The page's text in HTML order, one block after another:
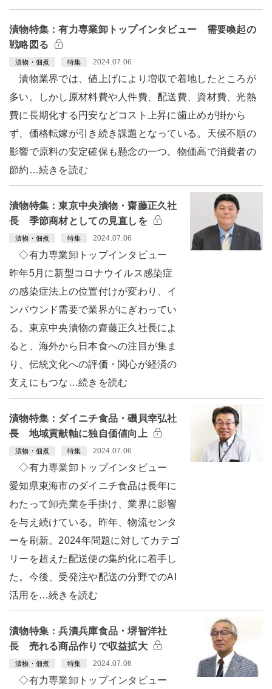
漬物特集：有力専業卸トップインタビュー 需要喚起の
戦略図る
漬物・佃煮 特集 2024.07.06
漬物業界では、値上げにより増収で着地したところが
多い。しかし原材料費や人件費、配送費、資材費、光熱
費に長期化する円安などコスト上昇に歯止めが掛から
ず、価格転嫁が引き続き課題となっている。天候不順の
影響で原料の安定確保も懸念の一つ。物価高で消費者の
節約…続きを読む
漬物特集：東京中央漬物・齋藤正久社
長 季節商材としての見直しを
漬物・佃煮 特集 2024.07.06
◇有力専業卸トップインタビュー
昨年5月に新型コロナウイルス感染症
の感染症法上の位置付けが変わり、イ
ンバウンド需要で業界がにぎわってい
る。東京中央漬物の齋藤正久社長によ
ると、海外から日本食への注目が集ま
り、伝統文化への評価・関心が経済の
支えにもつな…続きを読む
漬物特集：ダイニチ食品・磯貝幸弘社
長 地域貢献軸に独自価値向上
漬物・佃煮 特集 2024.07.06
◇有力専業卸トップインタビュー
愛知県東海市のダイニチ食品は長年に
わたって卸売業を手掛け、業界に影響
を与え続けている。昨年、物流センタ
ーを刷新。2024年問題に対してカテゴ
リーを超えた配送便の集約化に着手し
た。今後、受発注や配送の分野でのAI
活用を…続きを読む
漬物特集：兵漬兵庫食品・堺智洋社
長 売れる商品作りで収益拡大
漬物・佃煮 特集 2024.07.06
◇有力専業卸トップインタビュー